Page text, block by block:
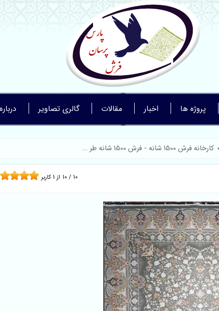
پروژه ها اخبار مقالات گالری تصاویر
کارخانه فرش 1500 شانه - فرش 1500 شانه طر ...
10 / 10 از 1کاربر